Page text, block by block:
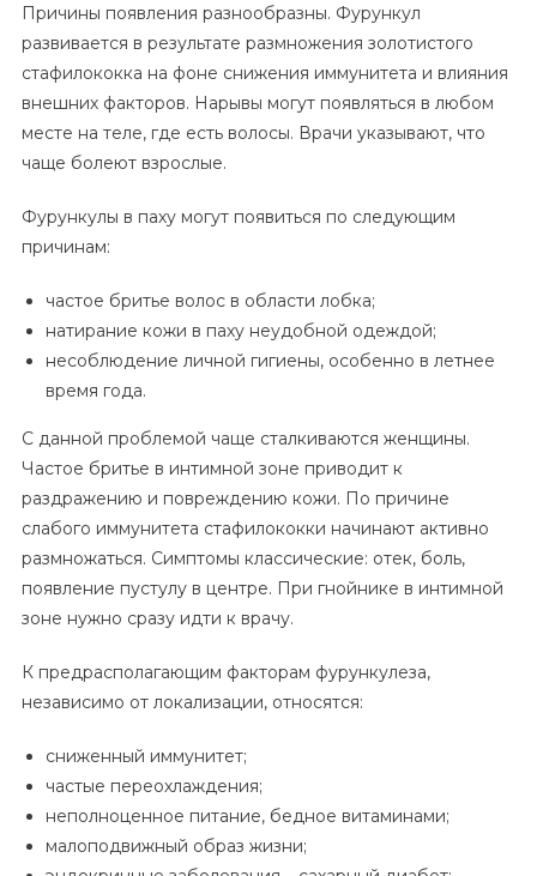
Причины появления разнообразны. Фурункул
развивается в результате размножения золотистого
стафилококка на фоне снижения иммунитета и влияния
внешних факторов. Нарывы могут появляться в любом
месте на теле, где есть волосы. Врачи указывают, что
чаще болеют взрослые.
Фурункулы в паху могут появиться по следующим
причинам:
частое бритье волос в области лобка;
натирание кожи в паху неудобной одеждой;
несоблюдение личной гигиены, особенно в летнее
время года.
С данной проблемой чаще сталкиваются женщины.
Частое бритье в интимной зоне приводит к
раздражению и повреждению кожи. По причине
слабого иммунитета стафилококки начинают активно
размножаться. Симптомы классические: отек, боль,
появление пустулу в центре. При гнойнике в интимной
зоне нужно сразу идти к врачу.
К предрасполагающим факторам фурункулеза,
независимо от локализации, относятся:
сниженный иммунитет;
частые переохлаждения;
неполноценное питание, бедное витаминами;
малоподвижный образ жизни;